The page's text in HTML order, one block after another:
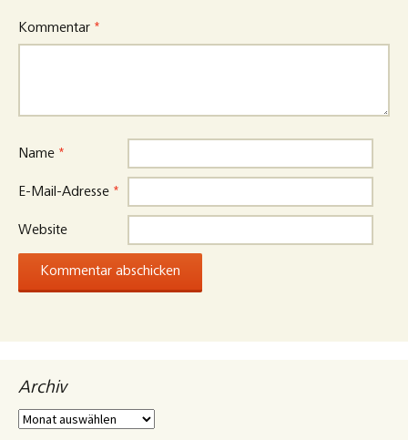
Kommentar *
Name *
E-Mail-Adresse *
Website
Archiv
Archiv